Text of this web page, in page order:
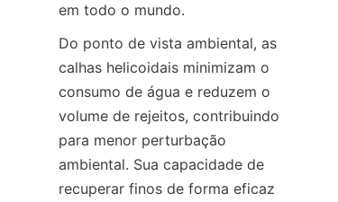
em todo o mundo.
Do ponto de vista ambiental, as
calhas helicoidais minimizam o
consumo de água e reduzem o
volume de rejeitos, contribuindo
para menor perturbação
ambiental. Sua capacidade de
recuperar finos de forma eficaz